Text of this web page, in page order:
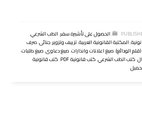
,الحصول على تأشيرة سفر,الطب الشرعي,
,المكتبة القانونية العربية,تزييف وتزوير,جنائى,صرف
الودائع),صيغ اعلانات وانذارات,صيغ دعاوى,صيغ طلبات,
,كتب الطب الشرعي,كتب قانونية PDF ,كتب قانونية